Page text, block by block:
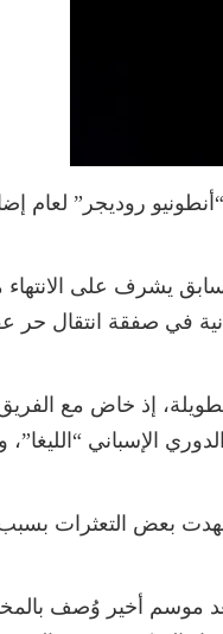
“أنطونيو روديجر”
في صفقة انتقال
الإسباني
من القيمة الكبيرة للاعب، إلا أن مسيرته في الموسم
موسم أخير وُصف